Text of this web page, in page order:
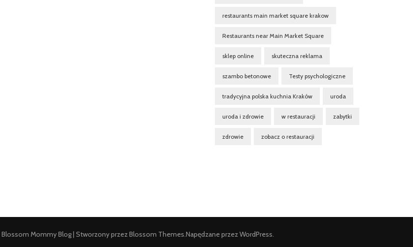
restaurants main market square krakow
Restaurants near Main Market Square
sklep online skuteczna reklama
szambo betonowe Testy psychologiczne
tradycyjna polska kuchnia Kraków uroda
uroda i zdrowie w restauracji zabytki
zdrowie zobacz o restauracji
Blossom Mommy Blog | Stworzony przezBlossom Themes.Napędzane przezWordPress.